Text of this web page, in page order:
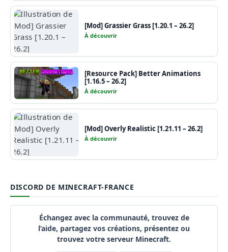
[Mod] Grassier Grass [1.20.1 – 26.2]
À découvrir
[Resource Pack] Better Animations
[1.16.5 – 26.2]
À découvrir
[Mod] Overly Realistic [1.21.11 – 26.2]
À découvrir
DISCORD DE MINECRAFT-FRANCE
Échangez avec la communauté, trouvez de
l’aide, partagez vos créations, présentez ou
trouvez votre serveur Minecraft.